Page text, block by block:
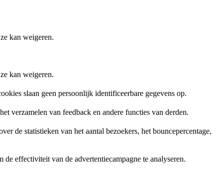
kan weigeren.
kan weigeren.
slaan geen persoonlijk identificeerbare gegevens op.
verzamelen van feedback en andere functies van derden.
de statistieken van het aantal bezoekers, het bouncepercentage,
effectiviteit van de advertentiecampagne te analyseren.